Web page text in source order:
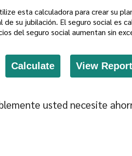
esta calculadora para crear su
su jubilación. El seguro social es
del seguro social aumentan sin
usted necesite